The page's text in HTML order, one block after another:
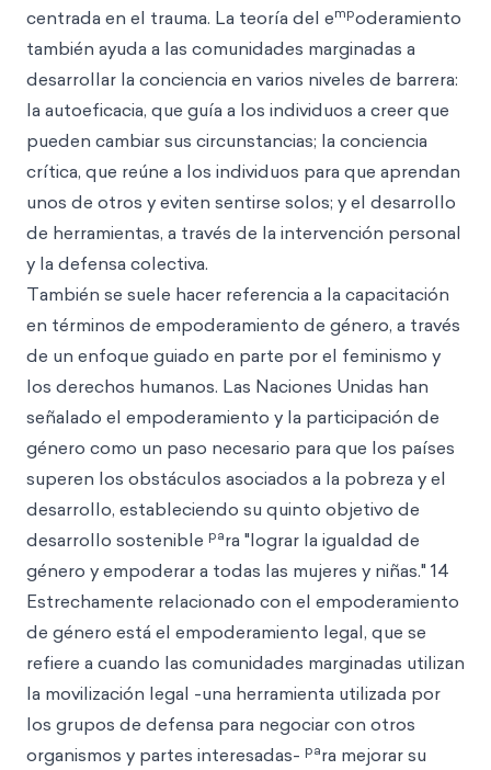
centrada en el trauma. La teoría del empoderamiento
también ayuda a las comunidades marginadas a
desarrollar la conciencia en varios niveles de barrera:
la autoeficacia, que guía a los individuos a creer que
pueden cambiar sus circunstancias; la conciencia
crítica, que reúne a los individuos para que aprendan
unos de otros y eviten sentirse solos; y el desarrollo
de herramientas, a través de la intervención personal
y la defensa colectiva.
También se suele hacer referencia a la capacitación
en términos de empoderamiento de género, a través
de un enfoque guiado en parte por el feminismo y
los derechos humanos. Las Naciones Unidas han
señalado el empoderamiento y la participación de
género como un paso necesario para que los países
superen los obstáculos asociados a la pobreza y el
desarrollo, estableciendo su quinto objetivo de
desarrollo sostenible para "lograr la igualdad de
género y empoderar a todas las mujeres y niñas." 14
Estrechamente relacionado con el empoderamiento
de género está el empoderamiento legal, que se
refiere a cuando las comunidades marginadas utilizan
la movilización legal -una herramienta utilizada por
los grupos de defensa para negociar con otros
organismos y partes interesadas- para mejorar su